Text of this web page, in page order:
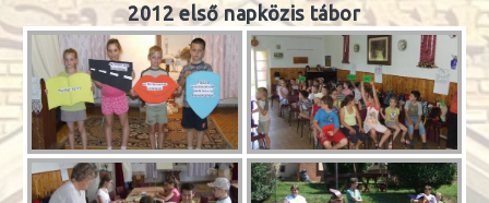
2012 első napközis tábor